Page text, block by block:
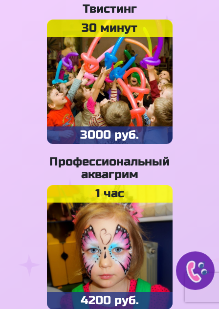
Твистинг
30 минут
3000 руб.
Профессиональный
аквагрим
1 час
4200 руб.